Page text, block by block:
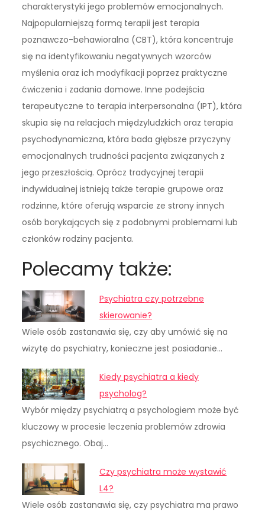
charakterystyki jego problemów emocjonalnych.
Najpopularniejszą formą terapii jest terapia
poznawczo-behawioralna (CBT), która koncentruje
się na identyfikowaniu negatywnych wzorców
myślenia oraz ich modyfikacji poprzez praktyczne
ćwiczenia i zadania domowe. Inne podejścia
terapeutyczne to terapia interpersonalna (IPT), która
skupia się na relacjach międzyludzkich oraz terapia
psychodynamiczna, która bada głębsze przyczyny
emocjonalnych trudności pacjenta związanych z
jego przeszłością. Oprócz tradycyjnej terapii
indywidualnej istnieją także terapie grupowe oraz
rodzinne, które oferują wsparcie ze strony innych
osób borykających się z podobnymi problemami lub
członków rodziny pacjenta.
Polecamy także:
Psychiatra czy potrzebne
skierowanie?
Wiele osób zastanawia się, czy aby umówić się na
wizytę do psychiatry, konieczne jest posiadanie…
Kiedy psychiatra a kiedy
psycholog?
Wybór między psychiatrą a psychologiem może być
kluczowy w procesie leczenia problemów zdrowia
psychicznego. Obaj…
Czy psychiatra może wystawić
L4?
Wiele osób zastanawia się, czy psychiatra ma prawo